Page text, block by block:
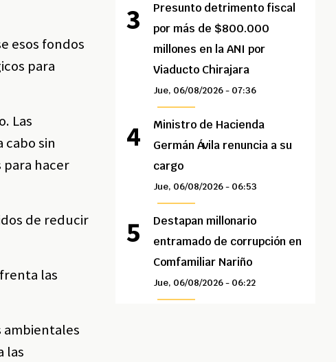
esos fondos
para
Las
sin
hacer
de reducir
las
ambientales
las
Presunto detrimento fiscal
por más de $800.000
millones en la ANI por
Viaducto Chirajara
Jue, 06/08/2026 - 07:36
Ministro de Hacienda
Germán Ávila renuncia a su
cargo
Jue, 06/08/2026 - 06:53
Destapan millonario
entramado de corrupción en
Comfamiliar Nariño
Jue, 06/08/2026 - 06:22